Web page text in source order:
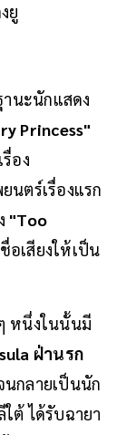
ยู
านะนักแสดง
Princess"
อง
นตร์เรื่องแรก
"Too
อเสียงให้เป็น
หนึ่งในนั้นมี
ฝ่านรก
นกลายเป็นนัก
ต้ ได้รับฉายา